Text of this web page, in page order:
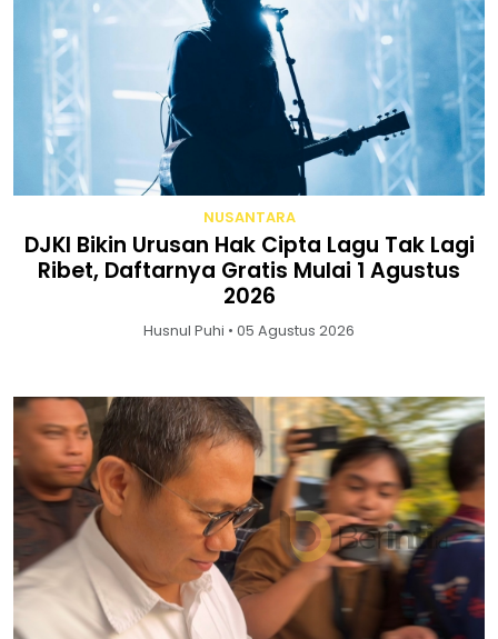
NUSANTARA
DJKI Bikin Urusan Hak Cipta Lagu Tak Lagi
Ribet, Daftarnya Gratis Mulai 1 Agustus
2026
Husnul Puhi • 05 Agustus 2026